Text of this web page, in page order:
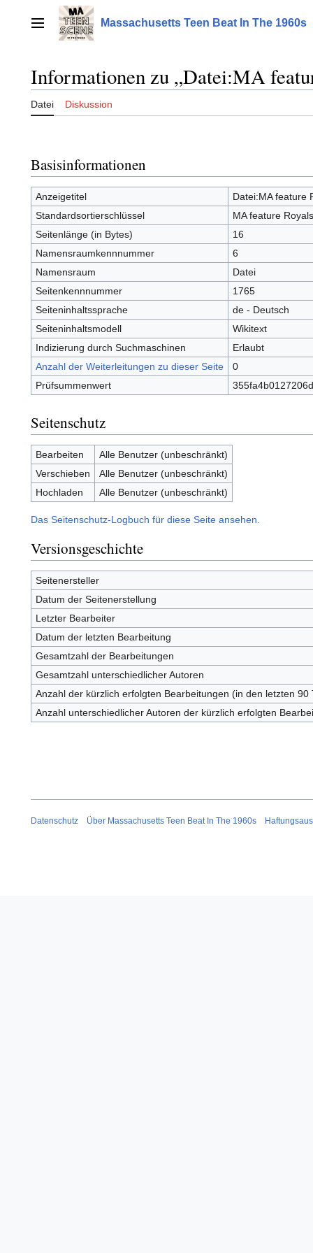
springenHauptmenü Massachusetts Teen Beat In The 1960s
Informationen zu „Datei:MA
Datei Diskussion
Basisinformationen
Anzeigetitel
Datei:MA feature
Standardsortierschlüssel
MA feature
Seitenlänge (in Bytes)
16
Namensraumkennnummer
6
Namensraum
Datei
Seitenkennnummer
1765
Seiteninhaltssprache
de - Deutsch
Seiteninhaltsmodell
Wikitext
Indizierung durch Suchmaschinen
Erlaubt
Anzahl der Weiterleitungen zu dieser Seite
0
Prüfsummenwert
Seitenschutz
Bearbeiten
Alle Benutzer (unbeschränkt)
Verschieben
Alle Benutzer (unbeschränkt)
Hochladen
Alle Benutzer (unbeschränkt)
Das Seitenschutz-Logbuch für diese Seite ansehen.
Versionsgeschichte
Seitenersteller
Datum der Seitenerstellung
Letzter Bearbeiter
Datum der letzten Bearbeitung
Gesamtzahl der Bearbeitungen
Gesamtzahl unterschiedlicher Autoren
Anzahl der kürzlich erfolgten Bearbeitungen (in den letzten 90
Anzahl unterschiedlicher Autoren der kürzlich erfolgten
Datenschutz Über Massachusetts Teen Beat In The 1960s